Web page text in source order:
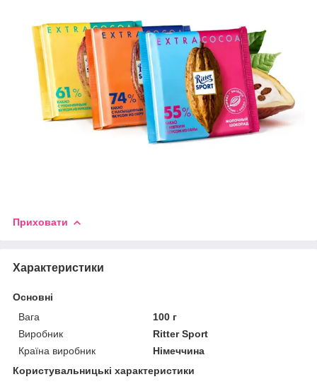
Приховати
Характеристики
Основні
Вага
100 г
Виробник
Ritter Sport
Країна виробник
Німеччина
Користувальницькі характеристики